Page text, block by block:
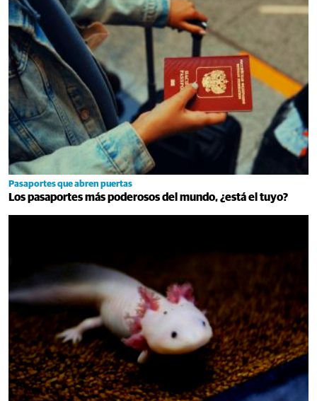
Pasaportes que abren puertas
Los pasaportes más poderosos del mundo, ¿está el tuyo?